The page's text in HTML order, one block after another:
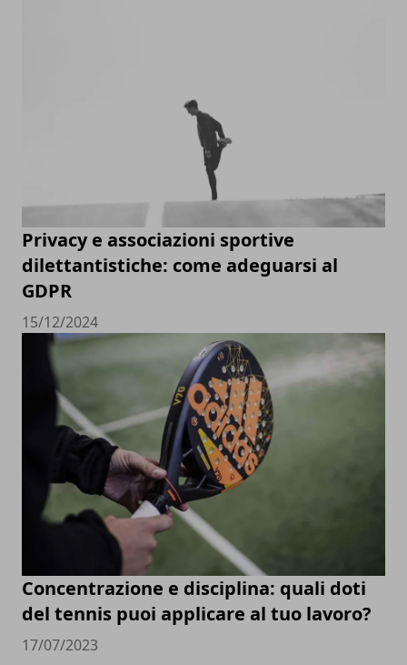
Privacy e associazioni sportive
dilettantistiche: come adeguarsi al
GDPR
15/12/2024
Concentrazione e disciplina: quali doti
del tennis puoi applicare al tuo lavoro?
17/07/2023